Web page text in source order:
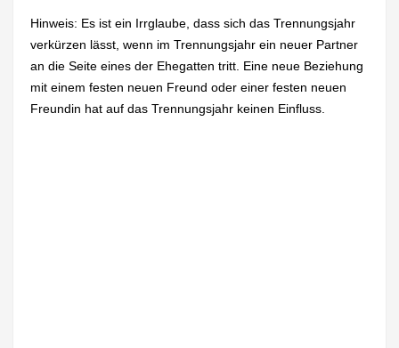
Hinweis: Es ist ein Irrglaube, dass sich das Trennungsjahr
verkürzen lässt, wenn im Trennungsjahr ein neuer Partner
an die Seite eines der Ehegatten tritt. Eine neue Beziehung
mit einem festen neuen Freund oder einer festen neuen
Freundin hat auf das Trennungsjahr keinen Einfluss.